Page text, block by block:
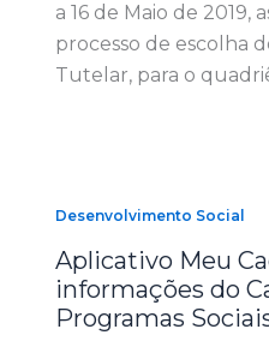
a 16 de Maio de 2019,
processo de escolha
Tutelar, para o
Desenvolvimento Social
Aplicativo Meu
informações do
Programas